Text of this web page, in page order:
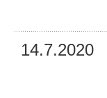
14.7.2020